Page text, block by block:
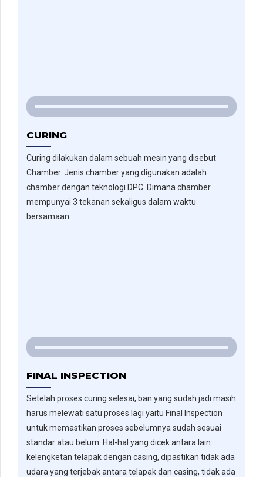
CURING
Curing dilakukan dalam sebuah mesin yang disebut
Chamber. Jenis chamber yang digunakan adalah
chamber dengan teknologi DPC. Dimana chamber
mempunyai 3 tekanan sekaligus dalam waktu
bersamaan.
FINAL INSPECTION
Setelah proses curing selesai, ban yang sudah jadi masih
harus melewati satu proses lagi yaitu Final Inspection
untuk memastikan proses sebelumnya sudah sesuai
standar atau belum. Hal-hal yang dicek antara lain:
kelengketan telapak dengan casing, dipastikan tidak ada
udara yang terjebak antara telapak dan casing, tidak ada